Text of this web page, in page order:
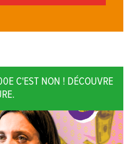
C'EST NON ! DÉCOUVRE